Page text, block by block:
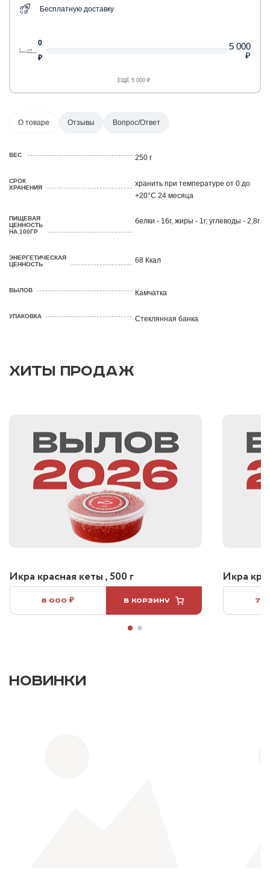
Бесплатную доставку
ЕЩЁ 5 000 ₽
0
₽
5 000
₽
0
бонусов
50 ₽
бонусов
О товаре Отзывы Вопрос/Ответ
ВЕС 250 г
СРОК
ХРАНЕНИЯ
хранить при температуре от 0 до
+20°C 24 месяца
ПИЩЕВАЯ
ЦЕННОСТЬ
НА 100ГР
белки - 16г, жиры - 1г, углеводы - 2,8г
ЭНЕРГЕТИЧЕСКАЯ
ЦЕННОСТЬ
68 Ккал
ВЫЛОВ Камчатка
УПАКОВКА Стеклянная банка
ХИТЫ ПРОДАЖ
Икра красная кеты , 500 г
8 000 ₽ В КОРЗИНУ
Икра
7
НОВИНКИ